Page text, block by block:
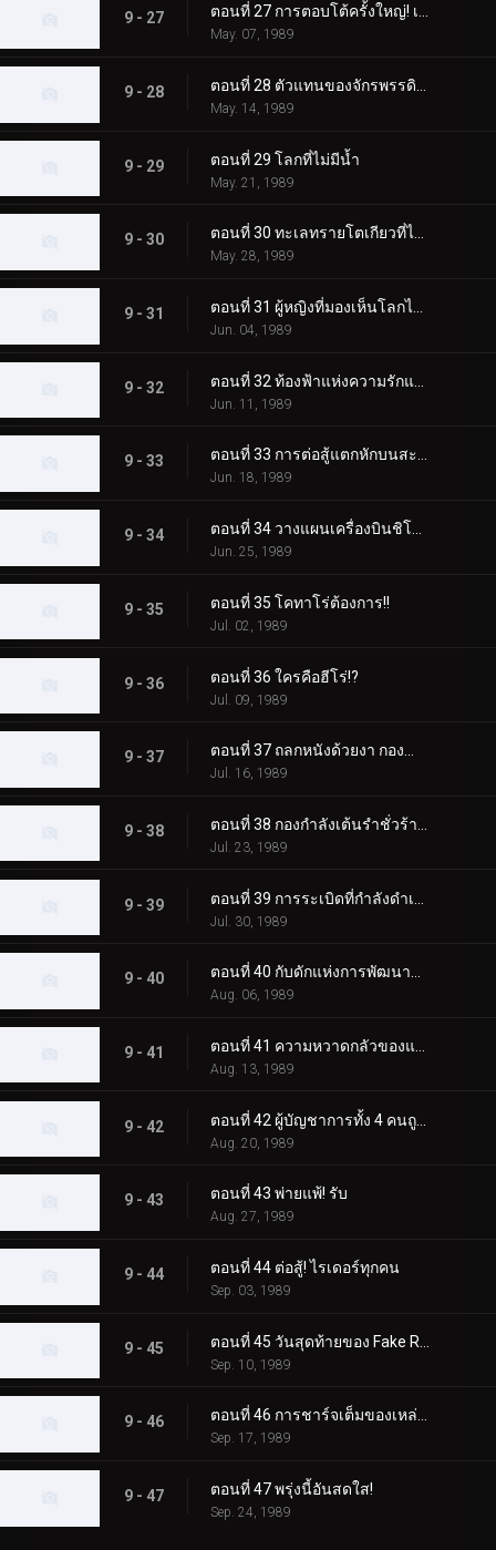
9 - 27 ตอนที่ 27 การตอบโต้ครั้งใหญ่! เจ้าชายแห่งเงา
May. 07, 1989
9 - 28
May. 14, 1989
9 - 29 ตอนที่ 29 โลกที่ไม่มีน้ำ
May. 21, 1989
9 - 30 ตอนที่ 30 ทะเลทรายโตเกียวที่ไม่มีวันพรุ่งนี้
May. 28, 1989
9 - 31
Jun. 04, 1989
9 - 32
Jun. 11, 1989
9 - 33 ตอนที่ 33 การต่อสู้แตกหักบนสะพานเซโตะอันยิ่งใหญ่
Jun. 18, 1989
9 - 34
Jun. 25, 1989
9 - 35 ตอนที่ 35 โคทาโร่ต้องการ!!
Jul. 02, 1989
9 - 36 ตอนที่ 36 ใครคือฮีโร่!?
Jul. 09, 1989
9 - 37 ตอนที่ 37 ถลกหนังด้วยงา กองกำลังบีสท์แมนนินจา
Jul. 16, 1989
9 - 38
Jul. 23, 1989
9 - 39
Jul. 30, 1989
9 - 40 ตอนที่ 40 กับดักแห่งการพัฒนาที่อยู่อาศัยอันน่ากลัว
Aug. 06, 1989
9 - 41
Aug. 13, 1989
9 - 42
Aug. 20, 1989
9 - 43 ตอนที่ 43 พ่ายแพ้! รับ
Aug. 27, 1989
9 - 44 ตอนที่ 44 ต่อสู้! ไรเดอร์ทุกคน
Sep. 03, 1989
9 - 45
Sep. 10, 1989
9 - 46 ตอนที่ 46 การชาร์จเต็มของเหล่าไรเดอร์
Sep. 17, 1989
9 - 47 ตอนที่ 47 พรุ่งนี้อันสดใส!
Sep. 24, 1989